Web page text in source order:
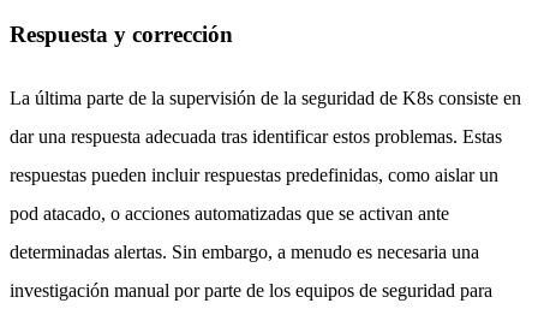
Respuesta y corrección
La última parte de la supervisión de la seguridad de K8s consiste en
dar una respuesta adecuada tras identificar estos problemas. Estas
respuestas pueden incluir respuestas predefinidas, como aislar un
pod atacado, o acciones automatizadas que se activan ante
determinadas alertas. Sin embargo, a menudo es necesaria una
investigación manual por parte de los equipos de seguridad para